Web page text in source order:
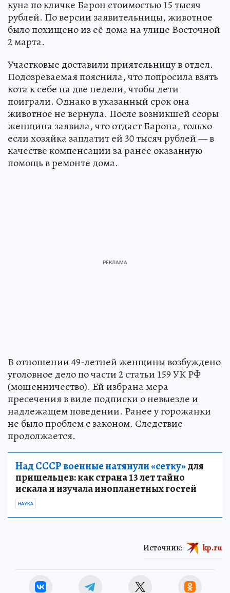
куна по кличке Барон стоимостью 15 тысяч
рублей. По версии заявительницы, животное
было похищено из её дома на улице Восточной
2 марта.
Участковые доставили приятельницу в отдел.
Подозреваемая пояснила, что попросила взять
кота к себе на две недели, чтобы дети
поиграли. Однако в указанный срок она
животное не вернула. После возникшей ссоры
женщина заявила, что отдаст Барона, только
если хозяйка заплатит ей 30 тысяч рублей — в
качестве компенсации за ранее оказанную
помощь в ремонте дома.
В отношении 49-летней женщины возбуждено
уголовное дело по части 2 статьи 159 УК РФ
(мошенничество). Ей избрана мера
пресечения в виде подписки о невыезде и
надлежащем поведении. Ранее у горожанки
не было проблем с законом. Следствие
продолжается.
Над СССР военные натянули «сетку»для
пришельцев: как страна 13 лет тайно
искала и изучала инопланетных гостей
НАУКА
Источник: kp.ru